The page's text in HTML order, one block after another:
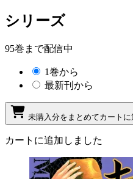
シリーズ
95巻まで配信中
1巻から
最新刊から
未購入分をまとめてカートに
カートに追加しました